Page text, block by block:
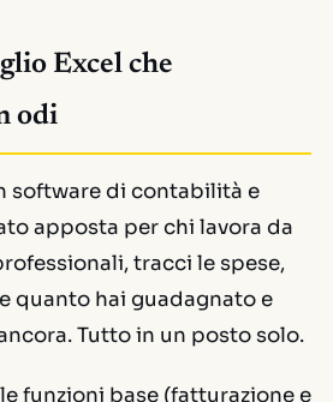
Excel che
odi
software di contabilità e
apposta per chi lavora da
tracci le spese,
quanto hai guadagnato e
Tutto in un posto solo.
funzioni base (fatturazione e